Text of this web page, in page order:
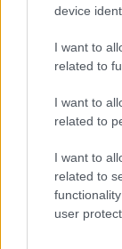
device
I want to
related to
I want to
related to
I want to
related to
user
KDE SA